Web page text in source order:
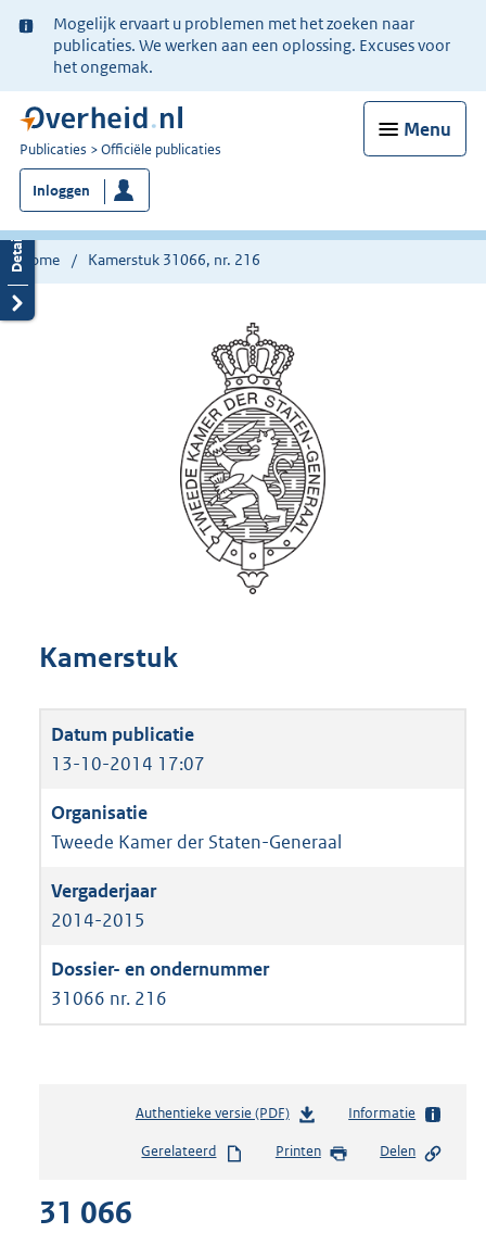
Ter
informatie:
Mogelijk ervaart u problemen met het zoeken naar
publicaties. We werken aan een oplossing. Excuses voor
het ongemak.
Menu
U
bent
nu
hier:
Publicaties Officiële publicaties
Inloggen
Home Kamerstuk 31066, nr. 216
Kamerstuk
13-10-2014 17:07
Tweede Kamer der Staten-Generaal
2014-2015
31066 nr. 216
Authentieke versie (PDF)b
s
Informatie
Gerelateerd Printen Delen
31 066